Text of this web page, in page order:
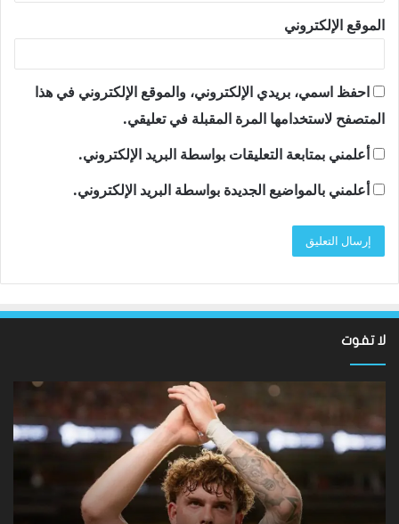
الموقع الإلكتروني
احفظ اسمي، بريدي الإلكتروني، والموقع الإلكتروني في هذا
المتصفح لاستخدامها المرة المقبلة في تعليقي.
أعلمني بمتابعة التعليقات بواسطة البريد الإلكتروني.
أعلمني بالمواضيع الجديدة بواسطة البريد الإلكتروني.
لا تفوت
نتائج
2026:
فاز